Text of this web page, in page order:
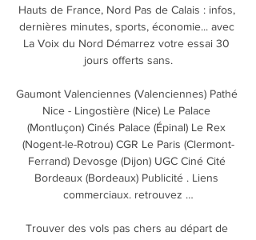
Hauts de France, Nord Pas de Calais : infos,
dernières minutes, sports, économie... avec
La Voix du Nord Démarrez votre essai 30
jours offerts sans.
Gaumont Valenciennes (Valenciennes) Pathé
Nice - Lingostière (Nice) Le Palace
(Montluçon) Cinés Palace (Épinal) Le Rex
(Nogent-le-Rotrou) CGR Le Paris (Clermont-
Ferrand) Devosge (Dijon) UGC Ciné Cité
Bordeaux (Bordeaux) Publicité . Liens
commerciaux. retrouvez …
Trouver des vols pas chers au départ de